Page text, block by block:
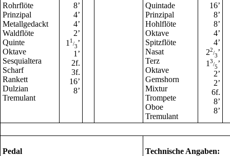
Rohrflöte
Prinzipal
Metallgedackt
Waldflöte
Quinte
Oktave
Sesquialtera
Scharf
Rankett
Dulzian
Tremulant
8’
4’
4’
2’
1 1
/3’
1 ’
2f.
3f.
16’
8’
Quintade
Prinzipal
Hohlflöte
Oktave
Spitzflöte
Nasat
Terz
Oktave
Gemshorn
Mixtur
Trompete
Oboe
Tremulant
16’
8’
8’
4’
4’
22
/3’
13
/5’
2’
2’
6f.
8’
8’
Pedal Technische Angaben: